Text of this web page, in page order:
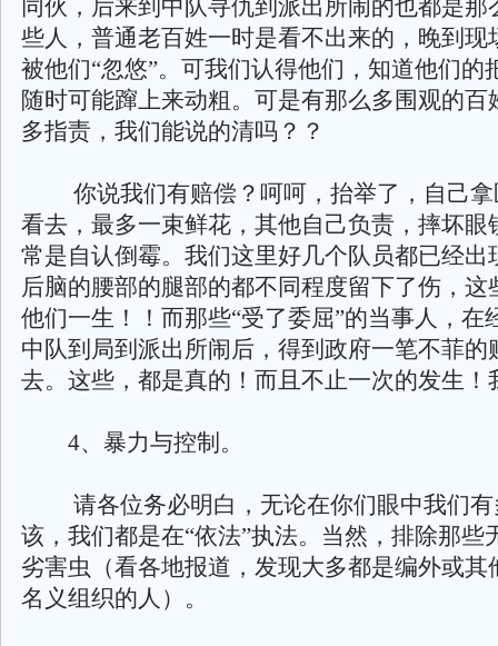
同伙，后来到中队寻仇到派出所闹的也都是那
些人，普通老百姓一时是看不出来的，晚到现
被他们“忽悠”。可我们认得他们，知道他们的
随时可能蹿上来动粗。可是有那么多围观的百
多指责，我们能说的清吗？？
你说我们有赔偿？呵呵，抬举了，自己拿
看去，最多一束鲜花，其他自己负责，摔坏眼
常是自认倒霉。我们这里好几个队员都已经出
后脑的腰部的腿部的都不同程度留下了伤，这
他们一生！！而那些“受了委屈”的当事人，在
中队到局到派出所闹后，得到政府一笔不菲的
去。这些，都是真的！而且不止一次的发生！
4、暴力与控制。
请各位务必明白，无论在你们眼中我们有
该，我们都是在“依法”执法。当然，排除那些
劣害虫（看各地报道，发现大多都是编外或其
名义组织的人）。